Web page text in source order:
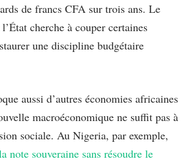
de francs CFA sur trois ans. Le
cherche à couper certaines
une discipline budgétaire
aussi d’autres économies africaines
macroéconomique ne suffit pas à
sociale. Au Nigeria, par exemple,
note souveraine sans résoudre le